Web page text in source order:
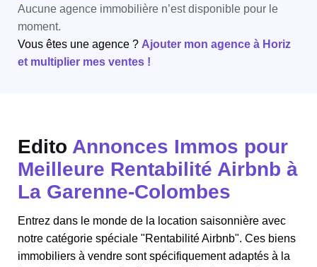
Aucune agence immobilière n’est disponible pour le
moment.
Vous êtes une agence ? Ajouter mon agence à Horiz
et multiplier mes ventes !
Edito Annonces Immos pour
Meilleure Rentabilité Airbnb à
La Garenne-Colombes
Entrez dans le monde de la location saisonnière avec
notre catégorie spéciale "Rentabilité Airbnb". Ces biens
immobiliers à vendre sont spécifiquement adaptés à la